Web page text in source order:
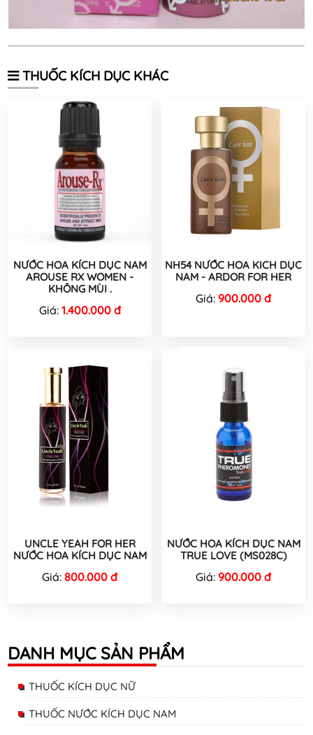
THUỐC KÍCH DỤC KHÁC
NƯỚC HOA KÍCH DỤC NAM
AROUSE RX WOMEN -
KHÔNG MÙI .
Giá: 1.400.000 đ
NH54 NƯỚC HOA KICH DỤC
NAM - ARDOR FOR HER
Giá: 900.000 đ
UNCLE YEAH FOR HER
NƯỚC HOA KÍCH DỤC NAM
Giá: 800.000 đ
NƯỚC HOA KÍCH DỤC NAM
TRUE LOVE (MS028C)
Giá: 900.000 đ
DANH MỤC SẢN PHẨM
THUỐC KÍCH DỤC NỮ
THUỐC NƯỚC KÍCH DỤC NAM